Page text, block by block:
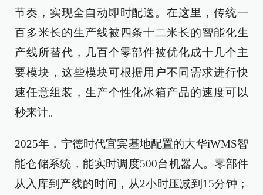
节奏，实现全自动即时配送。在这里，传统一
百多米长的生产线被四条十二米长的智能化生
产线所替代，几百个零部件被优化成十几个主
要模块，这些模块可根据用户不同需求进行快
速任意组装，生产个性化冰箱产品的速度可以
秒来计。
2025年，宁德时代宜宾基地配置的大华iWMS智
能仓储系统，能实时调度500台机器人。零部件
从入库到产线的时间，从2小时压减到15分钟；